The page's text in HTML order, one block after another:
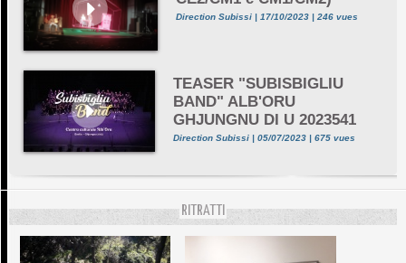
Direction Subissi | 17/10/2023 | 246 vues
TEASER "SUBISBIGLIU
BAND" ALB'ORU
GHJUNGNU DI U 2023541
Direction Subissi | 05/07/2023 | 675 vues
RITRATTI